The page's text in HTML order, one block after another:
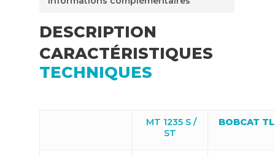
DESCRIPTION
CARACTÉRISTIQUES
TECHNIQUES
MT 1235 S /
ST
BOBCAT